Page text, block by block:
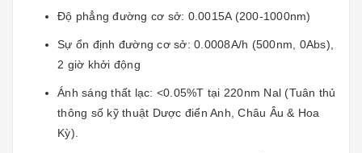
Độ phẳng đường cơ sở: 0.0015A (200-1000nm)
Sự ổn định đường cơ sở: 0.0008A/h (500nm, 0Abs),
2 giờ khởi động
Ánh sáng thất lạc: <0.05%T tại 220nm Nal (Tuân thủ
thông số kỹ thuật Dược điển Anh, Châu Âu & Hoa
Kỳ).